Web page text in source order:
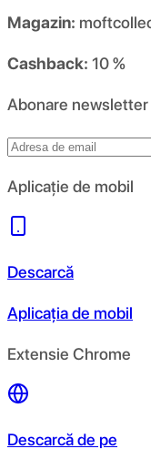
Magazin:
Cashback: 10 %
Abonare newsletter
Aplicație de mobil
Descarcă
Aplicația de mobil
Extensie Chrome
Descarcă de pe